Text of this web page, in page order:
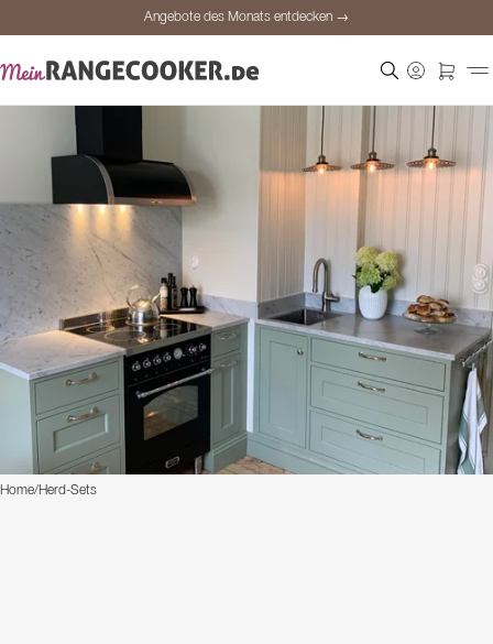
Angebote des Monats entdecken →
Persönliche Beratung
Angebote des Monats entdecken →
Home/Herd-Sets